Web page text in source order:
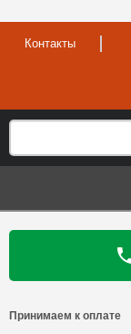
Контакты
Принимаем к оплате